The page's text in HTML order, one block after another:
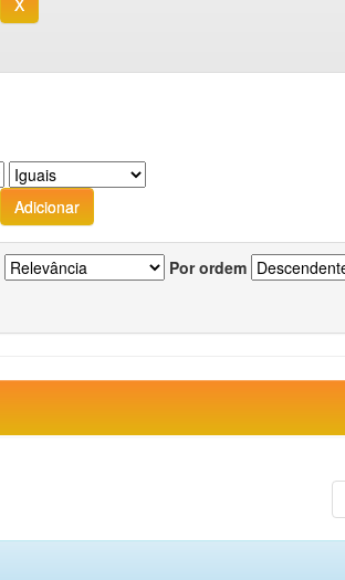
Por ordem